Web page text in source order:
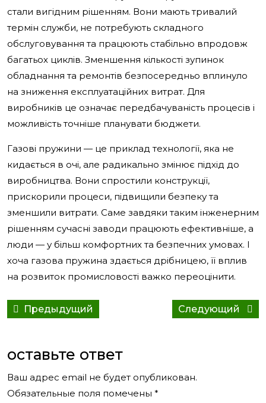
стали вигідним рішенням. Вони мають тривалий
термін служби, не потребують складного
обслуговування та працюють стабільно впродовж
багатьох циклів. Зменшення кількості зупинок
обладнання та ремонтів безпосередньо вплинуло
на зниження експлуатаційних витрат. Для
виробників це означає передбачуваність процесів і
можливість точніше планувати бюджети.
Газові пружини — це приклад технології, яка не
кидається в очі, але радикально змінює підхід до
виробництва. Вони спростили конструкції,
прискорили процеси, підвищили безпеку та
зменшили витрати. Саме завдяки таким інженерним
рішенням сучасні заводи працюють ефективніше, а
люди — у більш комфортних та безпечних умовах. І
хоча газова пружина здається дрібницею, її вплив
на розвиток промисловості важко переоцінити.
Навигация
по
Предыдущий Следующий
оставьте ответ
Ваш адрес email не будет опубликован.
Обязательные поля помечены *